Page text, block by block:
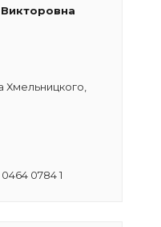
Хмельницкого,
0784 1